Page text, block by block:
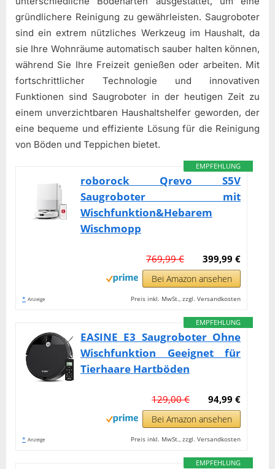
gründlichere Reinigung zu gewährleisten. Saugroboter
sind ein extrem nützliches Werkzeug im Haushalt, da
sie Ihre Wohnräume automatisch sauber halten können,
während Sie Ihre Freizeit genießen oder arbeiten. Mit
fortschrittlicher Technologie und innovativen
Funktionen sind Saugroboter in der heutigen Zeit zu
einem unverzichtbaren Haushaltshelfer geworden, der
eine bequeme und effiziente Lösung für die Reinigung
von Böden und Teppichen bietet.
EMPFEHLUNG
roborock Qrevo S5V
Saugroboter mit
Wischfunktion&Hebarem
Wischmopp
399,99 €
769,99 €
Bei Amazon ansehen
* Anzeige Preis inkl. MwSt., zzgl. Versandkosten
EMPFEHLUNG
EASINE E3 Saugroboter Ohne
Wischfunktion Geeignet für
Tierhaare Hartböden
94,99 €
129,00 €
Bei Amazon ansehen
* Anzeige Preis inkl. MwSt., zzgl. Versandkosten
EMPFEHLUNG